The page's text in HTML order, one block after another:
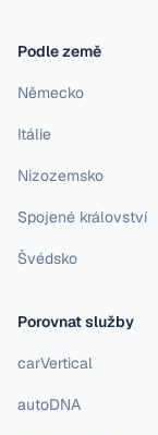
Podle země
Německo
Itálie
Nizozemsko
Spojené království
Švédsko
Porovnat služby
carVertical
autoDNA